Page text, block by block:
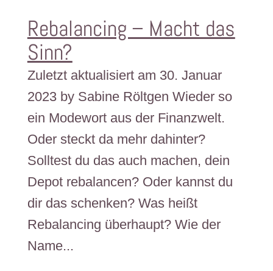
Rebalancing – Macht das
Sinn?
Zuletzt aktualisiert am 30. Januar
2023 by Sabine Röltgen Wieder so
ein Modewort aus der Finanzwelt.
Oder steckt da mehr dahinter?
Solltest du das auch machen, dein
Depot rebalancen? Oder kannst du
dir das schenken? Was heißt
Rebalancing überhaupt? Wie der
Name...